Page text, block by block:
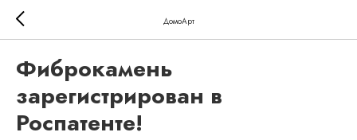
ДомоАрт
Фиброкамень
зарегистрирован в
Роспатенте!